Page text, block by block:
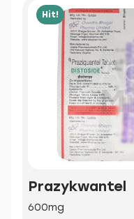
Hit!
Prazykwantel
600mg